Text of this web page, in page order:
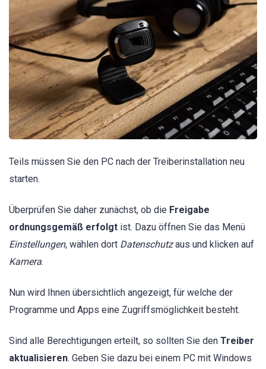
Teils müssen Sie den PC nach der Treiberinstallation neu
starten.
Überprüfen Sie daher zunächst, ob die Freigabe
ordnungsgemäß erfolgt ist. Dazu öffnen Sie das Menü
Einstellungen, wählen dort Datenschutzaus und klicken auf
Kamera.
Nun wird Ihnen übersichtlich angezeigt, für welche der
Programme und Apps eine Zugriffsmöglichkeit besteht.
Sind alle Berechtigungen erteilt, so sollten Sie den Treiber
aktualisieren. Geben Sie dazu bei einem PC mit Windows